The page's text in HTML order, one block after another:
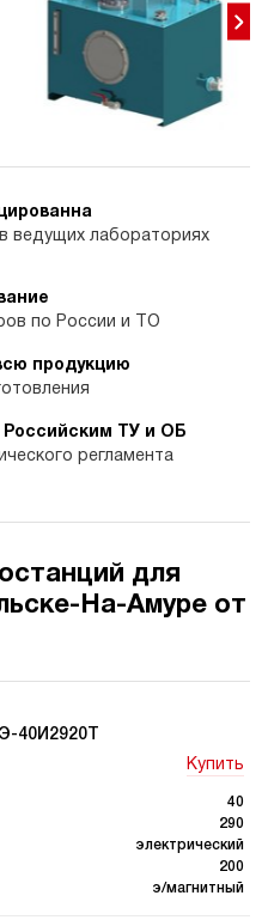
ведущих лабораториях
по России и ТО
продукцию
Российским ТУ и ОБ
регламента
для
На-Амуре от
40И2920Т
Купить
40
290
электрический
200
э/магнитный